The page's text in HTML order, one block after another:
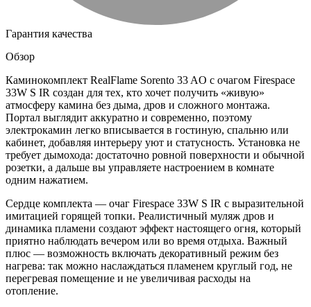
Гарантия качества
Обзор
Каминокомплект RealFlame Sorento 33 AO с очагом Firespace
33W S IR создан для тех, кто хочет получить «живую»
атмосферу камина без дыма, дров и сложного монтажа.
Портал выглядит аккуратно и современно, поэтому
электрокамин легко вписывается в гостиную, спальню или
кабинет, добавляя интерьеру уют и статусность. Установка не
требует дымохода: достаточно ровной поверхности и обычной
розетки, а дальше вы управляете настроением в комнате
одним нажатием.
Сердце комплекта — очаг Firespace 33W S IR с выразительной
имитацией горящей топки. Реалистичный муляж дров и
динамика пламени создают эффект настоящего огня, который
приятно наблюдать вечером или во время отдыха. Важный
плюс — возможность включать декоративный режим без
нагрева: так можно наслаждаться пламенем круглый год, не
перегревая помещение и не увеличивая расходы на
отопление.